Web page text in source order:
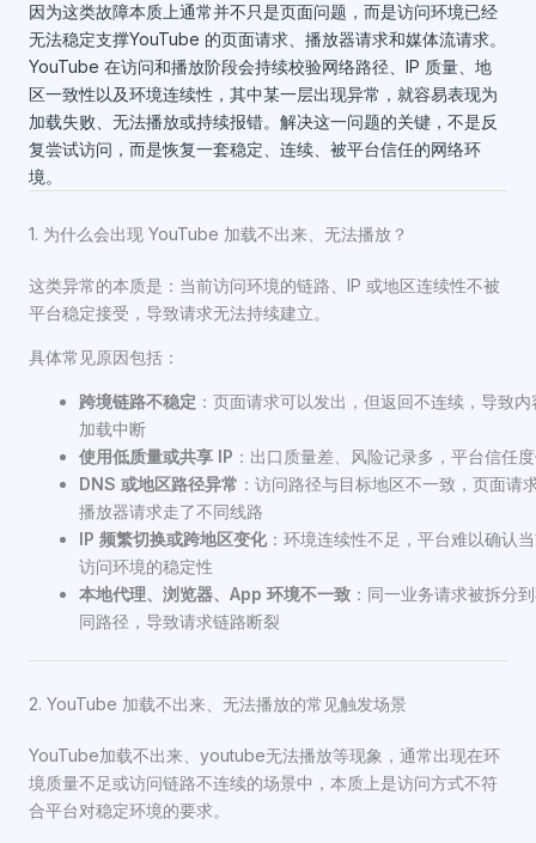
因为这类故障本质上通常并不只是页面问题，而是访问环境已经
无法稳定支撑YouTube 的页面请求、播放器请求和媒体流请求。
YouTube 在访问和播放阶段会持续校验网络路径、IP 质量、地
区一致性以及环境连续性，其中某一层出现异常，就容易表现为
加载失败、无法播放或持续报错。解决这一问题的关键，不是反
复尝试访问，而是恢复一套稳定、连续、被平台信任的网络环
境。
1. 为什么会出现 YouTube 加载不出来、无法播放？
这类异常的本质是：当前访问环境的链路、IP 或地区连续性不被
平台稳定接受，导致请求无法持续建立。
具体常见原因包括：
跨境链路不稳定 ：页面请求可以发出，但返回不连续，导致内
加载中断
使用低质量或共享 IP ：出口质量差、风险记录多，平台信任
DNS 或地区路径异常 ：访问路径与目标地区不一致，页面请
播放器请求走了不同线路
IP 频繁切换或跨地区变化：环境连续性不足，平台难以确认
访问环境的稳定性
本地代理、浏览器、App 环境不一致 ：同一业务请求被拆分
同路径，导致请求链路断裂
2. YouTube 加载不出来、无法播放的常见触发场景
YouTube加载不出来、youtube无法播放等现象，通常出现在环
境质量不足或访问链路不连续的场景中，本质上是访问方式不符
合平台对稳定环境的要求。